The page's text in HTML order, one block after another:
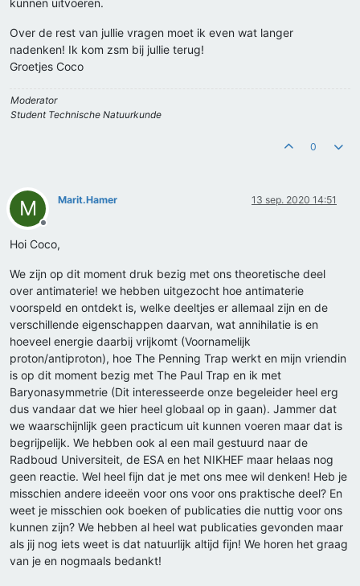
kunnen uitvoeren.
Over de rest van jullie vragen moet ik even wat langer
nadenken! Ik kom zsm bij jullie terug!
Groetjes Coco
Moderator
Student Technische Natuurkunde
0
M
Offline
Marit.Hamer 13 sep. 2020 14:51
Hoi Coco,
We zijn op dit moment druk bezig met ons theoretische deel
over antimaterie! we hebben uitgezocht hoe antimaterie
voorspeld en ontdekt is, welke deeltjes er allemaal zijn en de
verschillende eigenschappen daarvan, wat annihilatie is en
hoeveel energie daarbij vrijkomt (Voornamelijk
proton/antiproton), hoe The Penning Trap werkt en mijn vriendin
is op dit moment bezig met The Paul Trap en ik met
Baryonasymmetrie (Dit interesseerde onze begeleider heel erg
dus vandaar dat we hier heel globaal op in gaan). Jammer dat
we waarschijnlijk geen practicum uit kunnen voeren maar dat is
begrijpelijk. We hebben ook al een mail gestuurd naar de
Radboud Universiteit, de ESA en het NIKHEF maar helaas nog
geen reactie. Wel heel fijn dat je met ons mee wil denken! Heb je
misschien andere ideeën voor ons voor ons praktische deel? En
weet je misschien ook boeken of publicaties die nuttig voor ons
kunnen zijn? We hebben al heel wat publicaties gevonden maar
als jij nog iets weet is dat natuurlijk altijd fijn! We horen het graag
van je en nogmaals bedankt!